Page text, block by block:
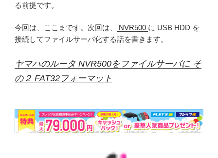
る前提です。
今回は、ここまです。次回は、 NVR500 に USB HDD を
接続してファイルサーバ化する話を書きます。
ヤマハのルータ NVR500をファイルサーバに そ
の２ FAT32フォーマット